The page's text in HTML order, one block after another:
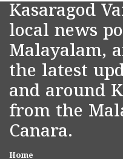
Kasaragod
local news
Malayalam,
the latest
and around
from the
Canara.
Home